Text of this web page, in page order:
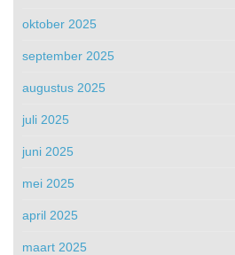
oktober 2025
september 2025
augustus 2025
juli 2025
juni 2025
mei 2025
april 2025
maart 2025